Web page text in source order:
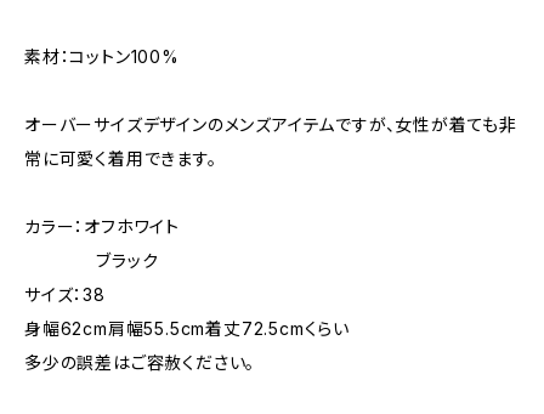
素材：コットン100%
オーバーサイズデザインのメンズアイテムですが、女性が着ても非
常に可愛く着用できます。
カラー：オフホワイト
ブラック
サイズ：38
身幅62cm肩幅55.5cm着丈72.5cmくらい
多少の誤差はご容赦ください。